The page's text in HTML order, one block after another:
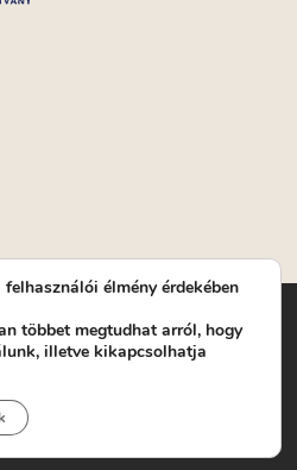
Nonprofit Kft. | Működési
1089 Budapest, Kálvária tér 6. |
Kálvária tér 14. | Titkárság:
élmény érdekében
többet megtudhat arról, hogy
illetve kikapcsolhatja